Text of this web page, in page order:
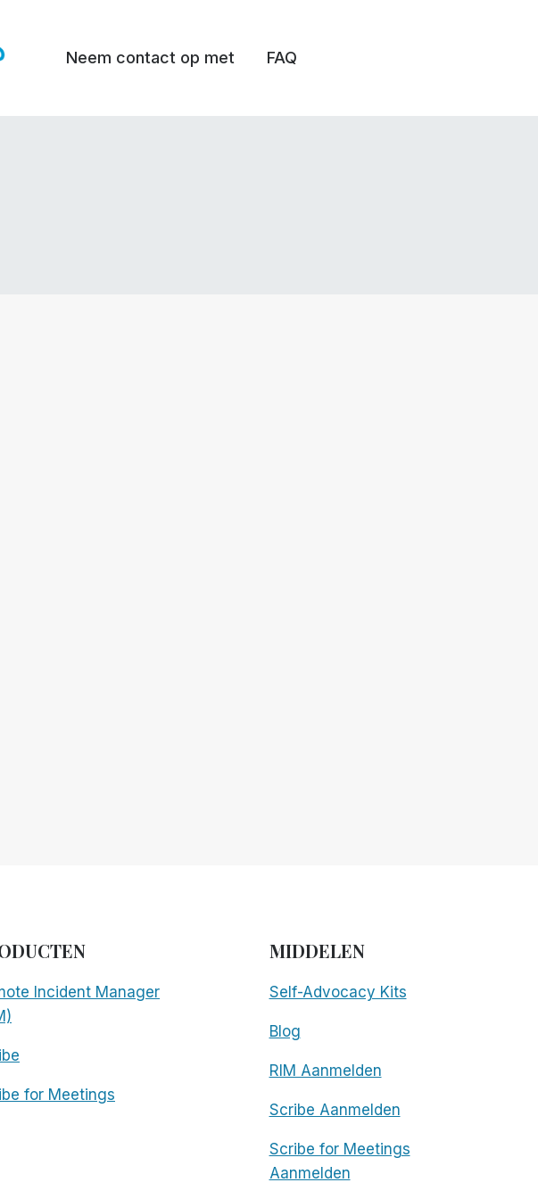
Neem contact op met FAQ
Incident Manager
for Meetings
MIDDELEN
Self-Advocacy Kits
Blog
RIM Aanmelden
Scribe Aanmelden
Scribe for Meetings
Aanmelden